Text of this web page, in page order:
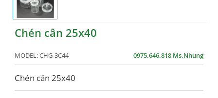
Chén cân 25x40
MODEL:CHG-3C44 0975.646.818 Ms.Nhung
Chén cân 25x40